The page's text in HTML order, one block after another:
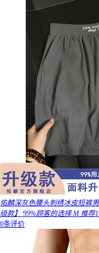
佑麟深灰色腰头刺绣冰皮短裤
级款】 99%顾客的选择 M 推荐
0条评价